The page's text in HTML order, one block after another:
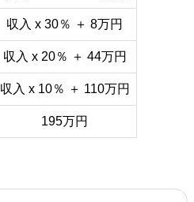
収入 x 30％ ＋ 8万円
収入 x 20％ ＋ 44万円
収入 x 10％ ＋ 110万円
195万円